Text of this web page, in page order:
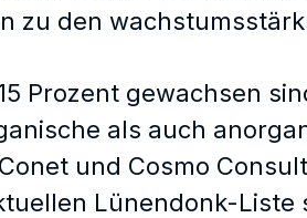
zu den
Prozent gewachsen
als auch
und Cosmo
Lünendonk-Liste